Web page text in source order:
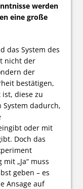
werden
eine große
das System des
nicht der
der
bestätigen,
diese zu
System dadurch,
oder mit
Doch das
„Ja“ muss
geben – es
Ansage auf